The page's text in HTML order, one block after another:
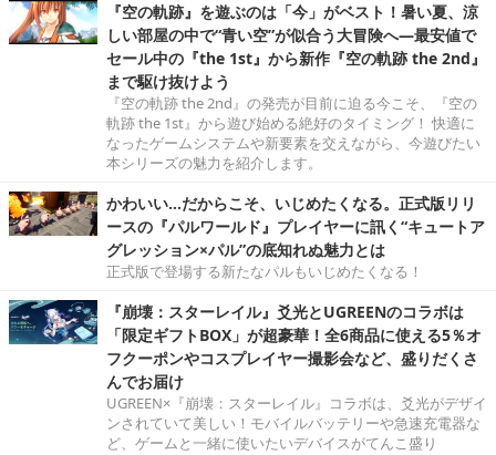
『空の軌跡』を遊ぶのは「今」がベスト！暑い夏、涼
しい部屋の中で“青い空”が似合う大冒険へ―最安値で
セール中の『the 1st』から新作『空の軌跡 the 2nd』
まで駆け抜けよう
『空の軌跡 the 2nd』の発売が目前に迫る今こそ、『空の
軌跡 the 1st』から遊び始める絶好のタイミング！ 快適に
なったゲームシステムや新要素を交えながら、今遊びたい
本シリーズの魅力を紹介します。
かわいい…だからこそ、いじめたくなる。正式版リリ
ースの『パルワールド』プレイヤーに訊く“キュートア
グレッション×パル”の底知れぬ魅力とは
正式版で登場する新たなパルもいじめたくなる！
『崩壊：スターレイル』爻光とUGREENのコラボは
「限定ギフトBOX」が超豪華！全6商品に使える5％オ
フクーポンやコスプレイヤー撮影会など、盛りだくさ
んでお届け
UGREEN×『崩壊：スターレイル』コラボは、爻光がデザイ
ンされていて美しい！モバイルバッテリーや急速充電器な
ど、ゲームと一緒に使いたいデバイスがてんこ盛り